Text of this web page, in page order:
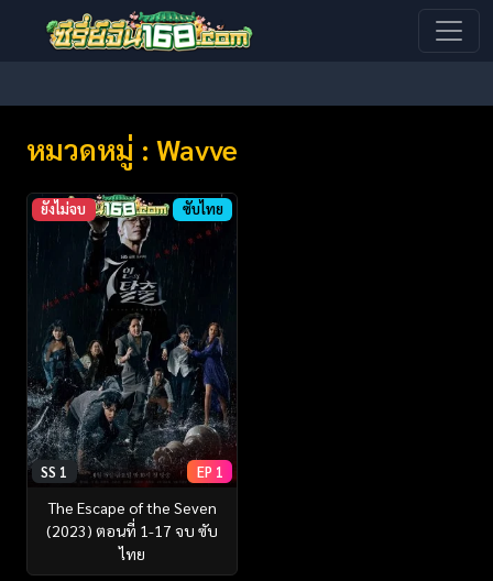
หมวดหมู่ : Wavve
ยังไม่จบ ซับไทย
SS 1 EP 1
The Escape of the Seven
(2023) ตอนที่ 1-17 จบ ซับ
ไทย